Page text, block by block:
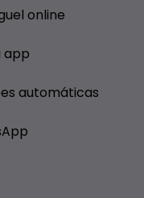
online
app
automáticas